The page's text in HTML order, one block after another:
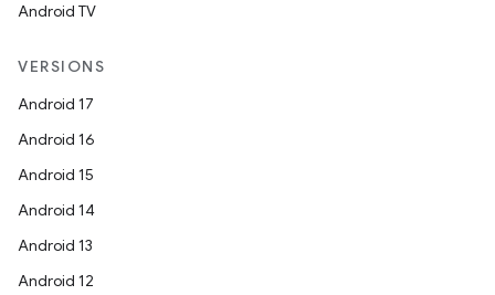
Android TV
VERSIONS
Android 17
Android 16
Android 15
Android 14
Android 13
Android 12